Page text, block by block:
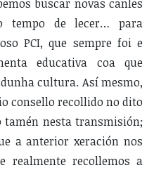
buscar novas canles
tempo de lecer… para
PCI, que sempre foi e
educativa coa que
cultura. Así mesmo,
consello recollido no dito
nesta transmisión;
a anterior xeración nos
realmente recollemos a